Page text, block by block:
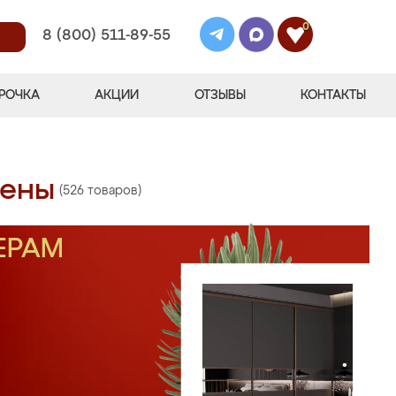
8 (800) 511-89-55
0
АКЦИИ ОТЗЫВЫ КОНТАКТЫ
(526 товаров)